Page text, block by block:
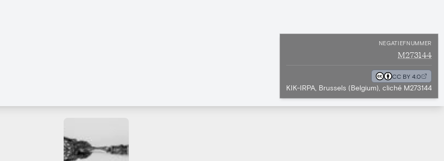
NEGATIEFNUMMER
M273144
CC BY 4.0
KIK-IRPA, Brussels (Belgium), cliché M273144